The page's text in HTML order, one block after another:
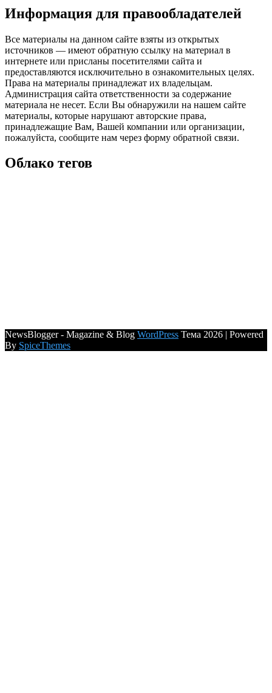
Информация для правообладателей
Все материалы на данном сайте взяты из открытых
источников — имеют обратную ссылку на материал в
интернете или присланы посетителями сайта и
предоставляются исключительно в ознакомительных целях.
Права на материалы принадлежат их владельцам.
Администрация сайта ответственности за содержание
материала не несет. Если Вы обнаружили на нашем сайте
материалы, которые нарушают авторские права,
принадлежащие Вам, Вашей компании или организации,
пожалуйста, сообщите нам через форму обратной связи.
Облако тегов
NewsBlogger - Magazine & Blog WordPress Тема 2026 | Powered
By SpiceThemes